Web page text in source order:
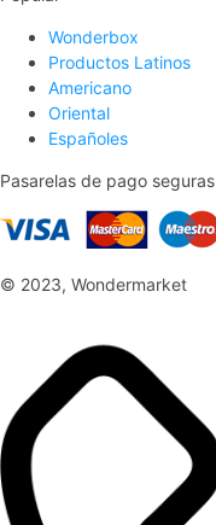
Wonderbox
Productos Latinos
Americano
Oriental
Españoles
Pasarelas de pago seguras
© 2023, Wondermarket